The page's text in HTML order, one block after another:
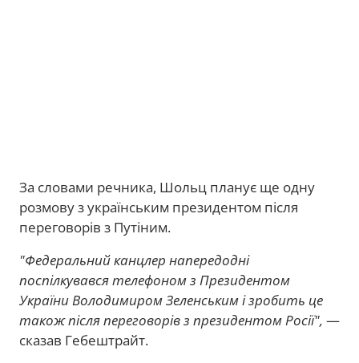
За словами речника, Шольц планує ще одну
розмову з українським президентом після
переговорів з Путіним.
"Федеральний канцлер напередодні
поспілкувався телефоном з Президентом
України Володимиром Зеленським і зробить це
також після переговорів з президентом Росії", —
сказав Гебештрайт.